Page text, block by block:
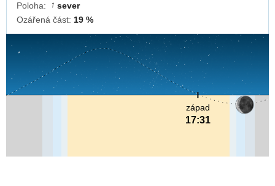
Poloha:
↓ sever
Ozářená část: 19 %
západ
17:31